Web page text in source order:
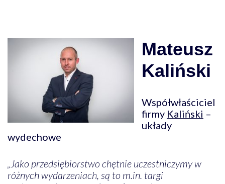
Mateusz
Kaliński
Współwłaściciel
firmy Kaliński –
układy
wydechowe
„Jako przedsiębiorstwo chętnie uczestniczymy w
różnych wydarzeniach, są to m.in. targi